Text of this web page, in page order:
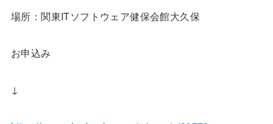
場所：関東ITソフトウェア健保会館大久保
お申込み
↓